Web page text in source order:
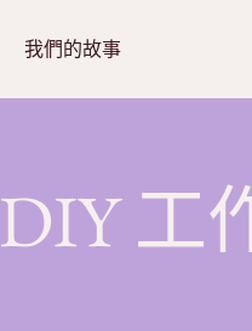
我們的故事
DIY 工